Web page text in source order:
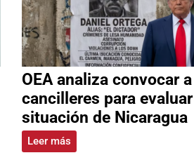
OEA analiza convocar a
cancilleres para evaluar
situación de Nicaragua
Leer más